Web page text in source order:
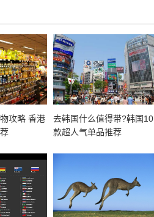
攻略 香港
去韩国什么值得带?韩国10
款超人气单品推荐